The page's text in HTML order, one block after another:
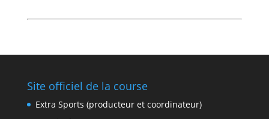
Site officiel de la course
Extra Sports (producteur et coordinateur)